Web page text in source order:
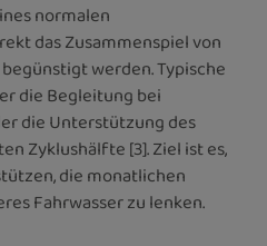
normalen
das Zusammenspiel von
werden. Typische
die Begleitung bei
die Unterstützung des
Zyklushälfte [3]. Ziel ist es,
die monatlichen
Fahrwasser zu lenken.